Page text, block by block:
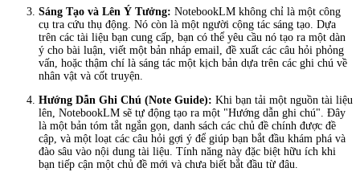
Sáng Tạo và Lên Ý Tưởng: NotebookLM không chỉ là một công
cụ tra cứu thụ động. Nó còn là một người cộng tác sáng tạo. Dựa
trên các tài liệu bạn cung cấp, bạn có thể yêu cầu nó tạo ra một dàn
ý cho bài luận, viết một bản nháp email, đề xuất các câu hỏi phỏng
vấn, hoặc thậm chí là sáng tác một kịch bản dựa trên các ghi chú về
nhân vật và cốt truyện.
Hướng Dẫn Ghi Chú (Note Guide): Khi bạn tải một nguồn tài liệu
lên, NotebookLM sẽ tự động tạo ra một "Hướng dẫn ghi chú". Đây
là một bản tóm tắt ngắn gọn, danh sách các chủ đề chính được đề
cập, và một loạt các câu hỏi gợi ý để giúp bạn bắt đầu khám phá và
đào sâu vào nội dung tài liệu. Tính năng này đặc biệt hữu ích khi
bạn tiếp cận một chủ đề mới và chưa biết bắt đầu từ đâu.